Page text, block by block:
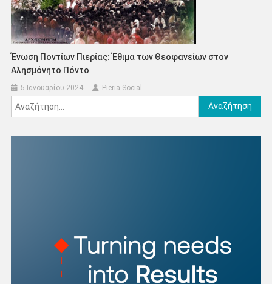
Ένωση Ποντίων Πιερίας: Έθιμα των Θεοφανείων στον
Αλησμόνητο Πόντο
5 Ιανουαρίου 2024 Pieria Social
Αναζήτηση
για: